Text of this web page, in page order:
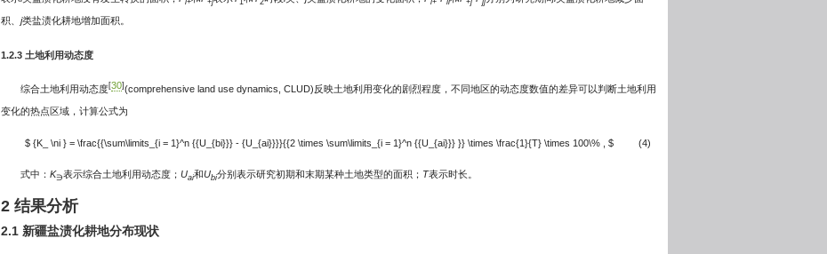
i+ +j 1 2 i+ ii +j jj
积、 j类盐渍化耕地增加面积。
1.2.3 土地利用动态度
综合土地利用动态度[ 30] (comprehensive land use dynamics, CLUD)反映土地利用变化的剧烈程度，不同地区的动态度数值的差异可以判断土地利用
变化的热点区域，计算公式为
$ {K_ \ni } = \frac{{\sum\limits_{i = 1}^n {{U_{bi}}} - {U_{ai}}}}{{2 \times \sum\limits_{i = 1}^n {{U_{ai}}} }} \times \frac{1}{T} \times 100\% , $ (4)
式中： K∋表示综合土地利用动态度； Uai和Ubi分别表示研究初期和末期某种土地类型的面积； T表示时长。
2 结果分析
2.1 新疆盐渍化耕地分布现状